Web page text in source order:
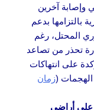
وإصابة آخرين
بالتزامها بدعم
المحتل، رغم
تحذر من تصاعد
على انتهاكات
الهجمات (زمان
على أراضي